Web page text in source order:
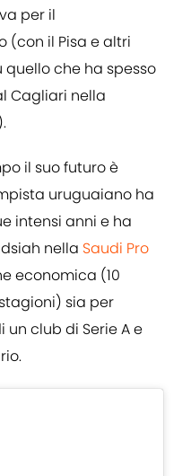
per il
il Pisa e altri
quello che ha spesso
Cagliari nella
il suo futuro è
uruguaiano ha
intensi anni e ha
nella Saudi Pro
economica (10
sia per
club di Serie A e